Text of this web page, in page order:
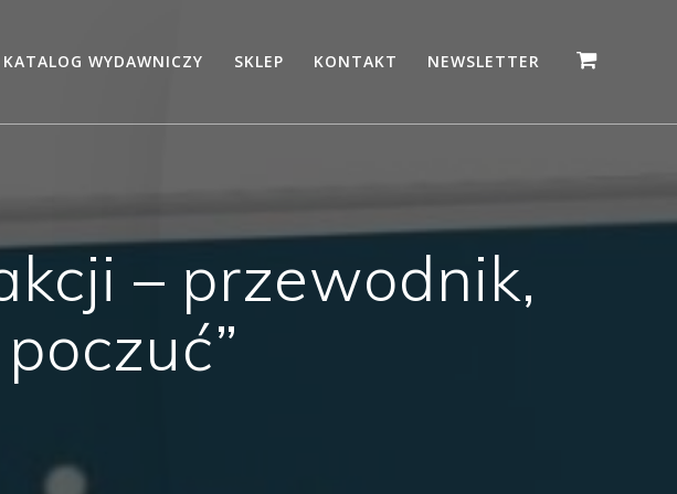
KATALOG WYDAWNICZY SKLEP KONTAKT NEWSLETTER
– przewodnik,